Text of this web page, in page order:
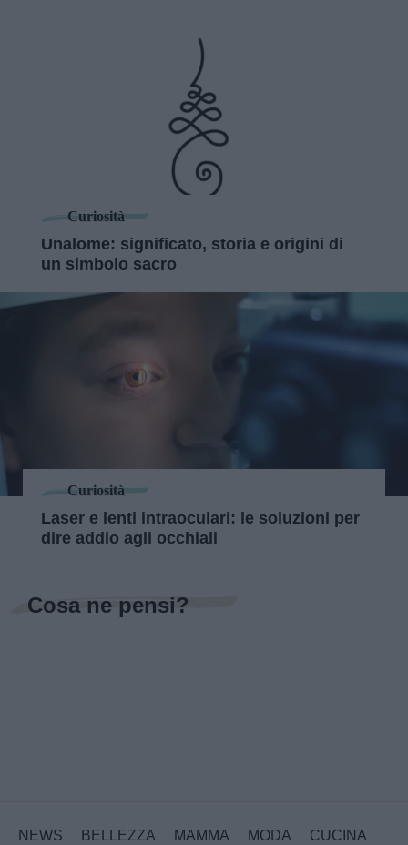
Curiosità
Unalome: significato, storia e origini di
un simbolo sacro
Curiosità
Laser e lenti intraoculari: le soluzioni per
dire addio agli occhiali
Cosa ne pensi?
NEWS BELLEZZA MAMMA MODA CUCINA